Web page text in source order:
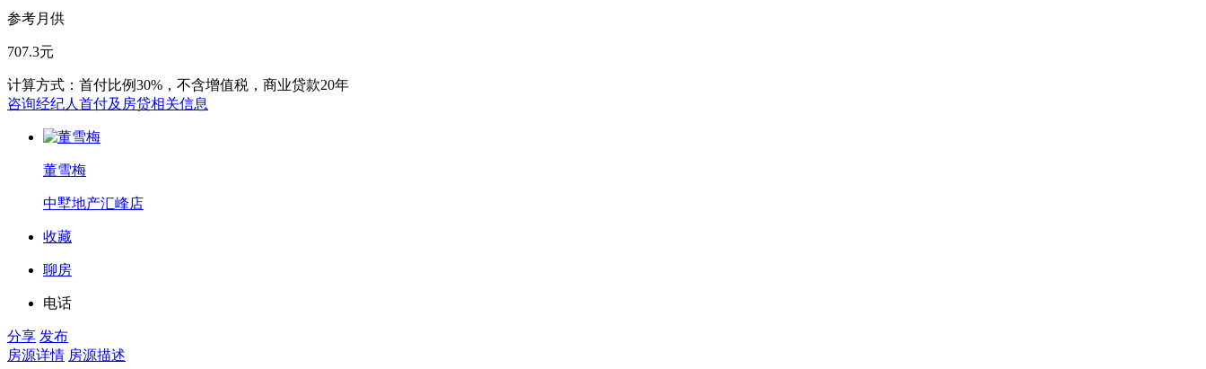
参考月供
707.3元
计算方式：首付比例30%，不含增值税，商业贷款20年
咨询经纪人首付及房贷相关信息
董雪梅
中墅地产汇峰店
收藏
聊房
电话
分享 发布
房源详情 房源描述